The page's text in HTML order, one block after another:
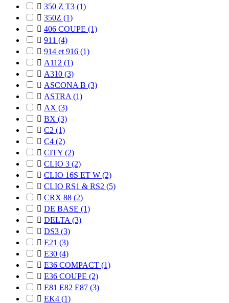
 350 Z T3 (1)
 350Z (1)
 406 COUPE (1)
 911 (4)
 914 et 916 (1)
 A112 (1)
 A310 (3)
 ASCONA B (3)
 ASTRA (1)
 AX (3)
 BX (3)
 C2 (1)
 C4 (2)
 CITY (2)
 CLIO 3 (2)
 CLIO 16S ET W (2)
 CLIO RS1 & RS2 (5)
 CRX 88 (2)
 DE BASE (1)
 DELTA (3)
 DS3 (3)
 E21 (3)
 E30 (4)
 E36 COMPACT (1)
 E36 COUPE (2)
 E81 E82 E87 (3)
 EK4 (1)